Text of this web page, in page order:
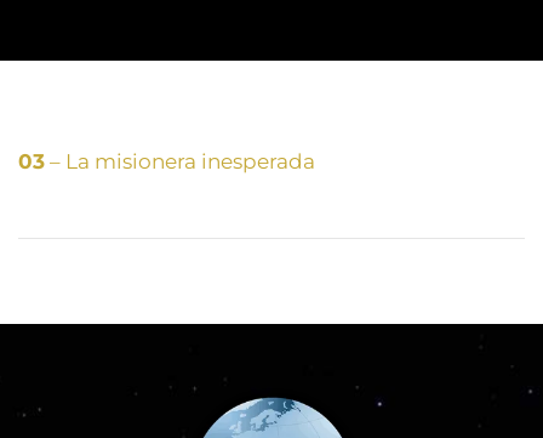
03 – La misionera inesperada